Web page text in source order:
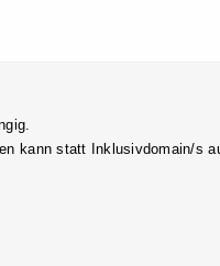
kann statt Inklusivdomain/s